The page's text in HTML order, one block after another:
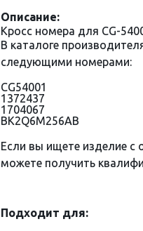
Описание:
Кросс номера для CG-
В каталоге
следующими номерами:
CG54001
1372437
1704067
BK2Q6M256AB
Если вы ищете изделие с
можете получить
Подходит для: